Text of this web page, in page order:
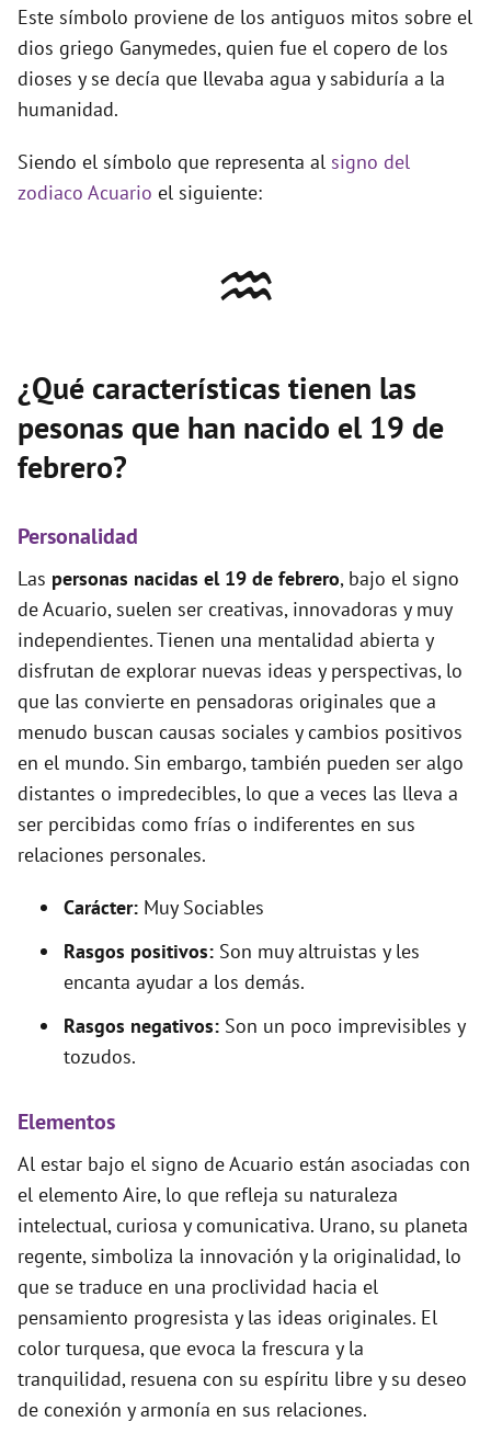
Este símbolo proviene de los antiguos mitos sobre el
dios griego Ganymedes, quien fue el copero de los
dioses y se decía que llevaba agua y sabiduría a la
humanidad.
Siendo el símbolo que representa al signo del
zodiaco Acuario el siguiente:
♒
¿Qué características tienen las
pesonas que han nacido el 19 de
febrero?
Personalidad
Las personas nacidas el 19 de febrero, bajo el signo
de Acuario, suelen ser creativas, innovadoras y muy
independientes. Tienen una mentalidad abierta y
disfrutan de explorar nuevas ideas y perspectivas, lo
que las convierte en pensadoras originales que a
menudo buscan causas sociales y cambios positivos
en el mundo. Sin embargo, también pueden ser algo
distantes o impredecibles, lo que a veces las lleva a
ser percibidas como frías o indiferentes en sus
relaciones personales.
Carácter: Muy Sociables
Rasgos positivos: Son muy altruistas y les
encanta ayudar a los demás.
Rasgos negativos: Son un poco imprevisibles y
tozudos.
Elementos
Al estar bajo el signo de Acuario están asociadas con
el elemento Aire, lo que refleja su naturaleza
intelectual, curiosa y comunicativa. Urano, su planeta
regente, simboliza la innovación y la originalidad, lo
que se traduce en una proclividad hacia el
pensamiento progresista y las ideas originales. El
color turquesa, que evoca la frescura y la
tranquilidad, resuena con su espíritu libre y su deseo
de conexión y armonía en sus relaciones.